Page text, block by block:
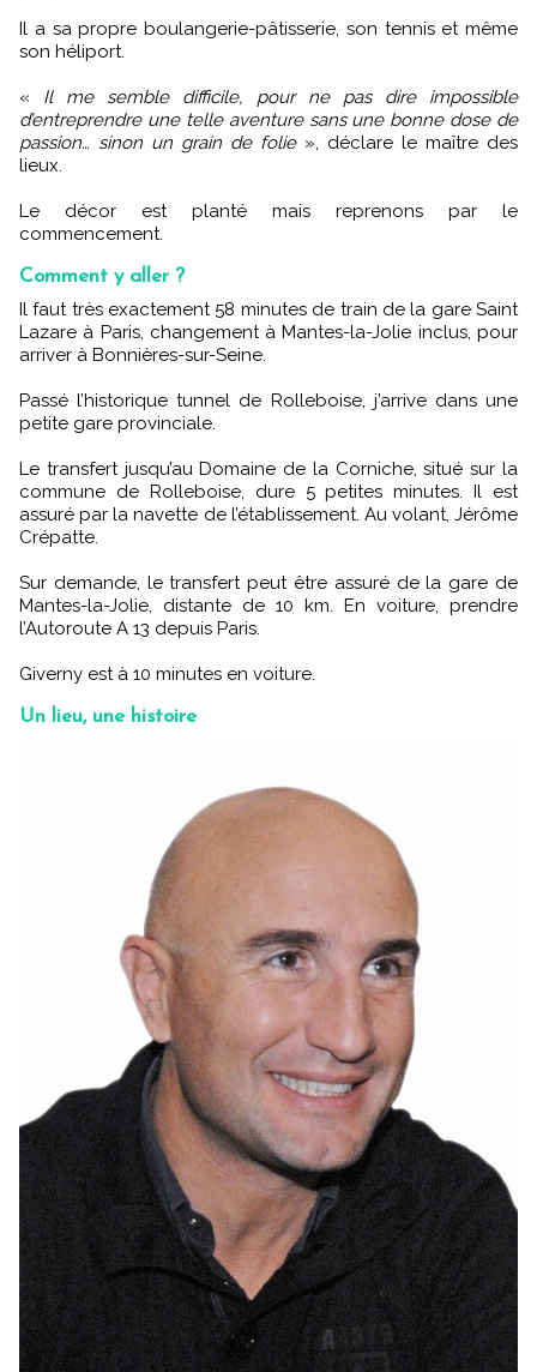
Il a sa propre boulangerie-pâtisserie, son tennis et même
son héliport.
« Il me semble difficile, pour ne pas dire impossible
d’entreprendre une telle aventure sans une bonne dose de
passion… sinon un grain de folie», déclare le maître des
lieux.
Le décor est planté mais reprenons par le
commencement.
Comment y aller ?
Il faut très exactement 58 minutes de train de la gare Saint
Lazare à Paris, changement à Mantes-la-Jolie inclus, pour
arriver à Bonnières-sur-Seine.
Passé l’historique tunnel de Rolleboise, j’arrive dans une
petite gare provinciale.
Le transfert jusqu’au Domaine de la Corniche, situé sur la
commune de Rolleboise, dure 5 petites minutes. Il est
assuré par la navette de l’établissement. Au volant, Jérôme
Crépatte.
Sur demande, le transfert peut être assuré de la gare de
Mantes-la-Jolie, distante de 10 km. En voiture, prendre
l’Autoroute A 13 depuis Paris.
Giverny est à 10 minutes en voiture.
Un lieu, une histoire